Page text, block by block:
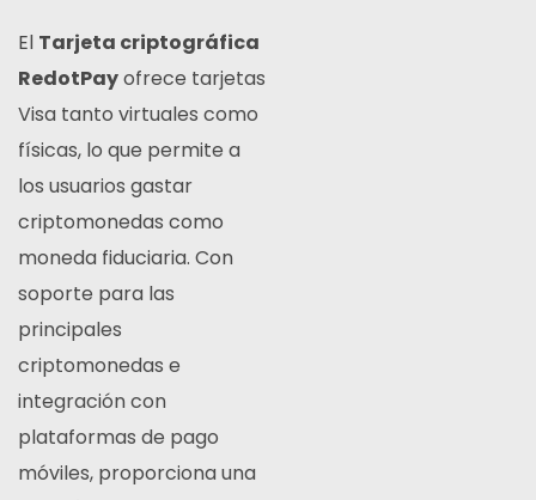
El Tarjeta criptográfica
RedotPayofrece tarjetas
Visa tanto virtuales como
físicas, lo que permite a
los usuarios gastar
criptomonedas como
moneda fiduciaria. Con
soporte para las
principales
criptomonedas e
integración con
plataformas de pago
móviles, proporciona una